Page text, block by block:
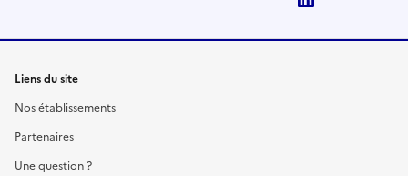
Liens du site
Nos établissements
Partenaires
Une question ?